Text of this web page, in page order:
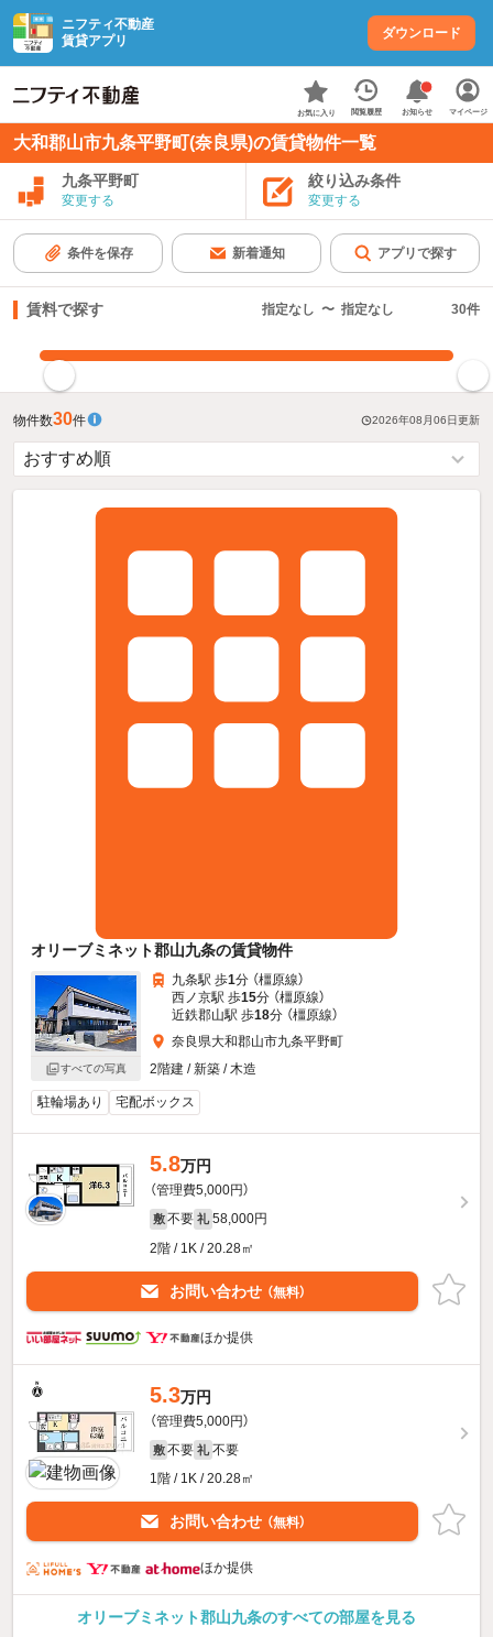
ニフティ不動産
賃貸アプリ
ダウンロード
お気に入り 閲覧履歴 お知らせ マイページ
大和郡山市九条平野町(奈良県)の賃貸物件一覧
九条平野町
変更する
絞り込み条件
変更する
条件を保存 新着通知 アプリで探す
賃料で探す 指定なし 〜 指定なし 30件
物件数30件 2026年08月06日更新
オリーブミネット郡山九条の賃貸物件
すべての写真
九条駅 歩1分 （橿原線）
西ノ京駅 歩15分 （橿原線）
近鉄郡山駅 歩18分 （橿原線）
奈良県大和郡山市九条平野町
2階建 / 新築 / 木造
駐輪場あり 宅配ボックス
5.8万円
（管理費5,000円）
敷 不要 礼 58,000円
2階 / 1K / 20.28㎡
お問い合わせ （無料）
ほか提供
5.3万円
（管理費5,000円）
敷 不要 礼 不要
1階 / 1K / 20.28㎡
お問い合わせ （無料）
ほか提供
オリーブミネット郡山九条のすべての部屋を見る